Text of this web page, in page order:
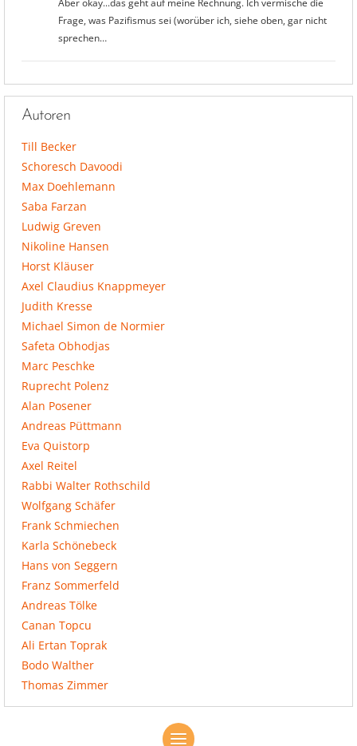
Frage, was Pazifismus sei (worüber ich, siehe oben, gar nicht
sprechen…
Autoren
Till Becker
Schoresch Davoodi
Max Doehlemann
Saba Farzan
Ludwig Greven
Nikoline Hansen
Horst Kläuser
Axel Claudius Knappmeyer
Judith Kresse
Michael Simon de Normier
Safeta Obhodjas
Marc Peschke
Ruprecht Polenz
Alan Posener
Andreas Püttmann
Eva Quistorp
Axel Reitel
Rabbi Walter Rothschild
Wolfgang Schäfer
Frank Schmiechen
Karla Schönebeck
Hans von Seggern
Franz Sommerfeld
Andreas Tölke
Canan Topcu
Ali Ertan Toprak
Bodo Walther
Thomas Zimmer